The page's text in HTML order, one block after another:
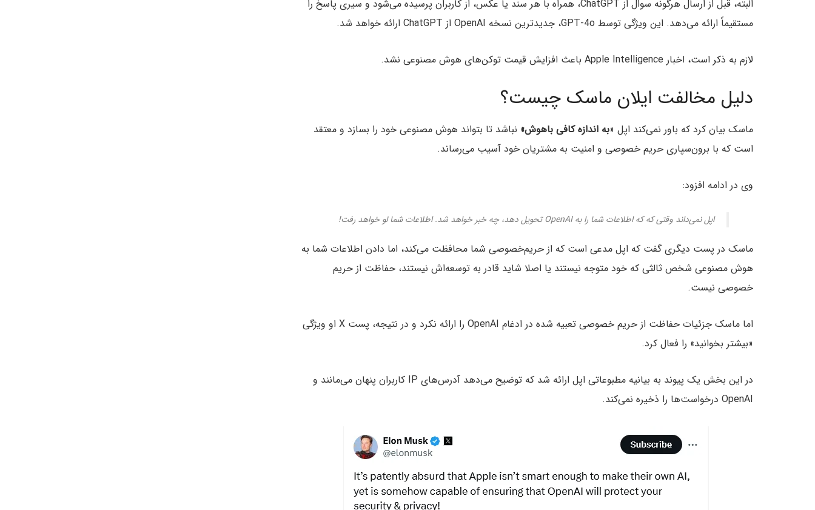
البته، قبل از ارسال هرگونه سوال از ChatGPT، همراه با هر سند یا عکس، از کاربران پرسیده می‌شود و سیری پاسخ را
مستقیماً ارائه می‌دهد. این ویژگی توسط GPT-4o، جدیدترین نسخه OpenAI از ChatGPT ارائه خواهد شد.
لازم به ذکر است، اخبار Apple Intelligence باعث افزایش قیمت توکن‌های هوش مصنوعی نشد.
دلیل مخالفت ایلان ماسک چیست؟
ماسک بیان کرد که باور نمی‌کند اپل «به اندازه کافی باهوش» نباشد تا بتواند هوش مصنوعی خود را بسازد و معتقد
است که با برون‌سپاری حریم خصوصی و امنیت به مشتریان خود آسیب می‌رساند.
وی در ادامه افزود:
اپل نمی‌داند وقتی که که اطلاعات شما را به OpenAI تحویل دهد، چه خبر خواهد شد. اطلاعات شما لو خواهد رفت!
ماسک در پست دیگری گفت که اپل مدعی است که از حریم‌خصوصی شما محافظت می‌کند، اما دادن اطلاعات شما به
هوش مصنوعی شخص ثالثی که خود متوجه نیستند یا اصلا شاید قادر به توسعه‌اش نیستند، حفاظت از حریم
خصوصی نیست.
اما ماسک جزئیات حفاظت از حریم خصوصی تعبیه شده در ادغام OpenAI را ارائه نکرد و در نتیجه، پست X او ویژگی
«بیشتر بخوانید» را فعال کرد.
در این بخش یک پیوند به بیانیه مطبوعاتی اپل ارائه شد که توضیح می‌دهد آدرس‌های IP کاربران پنهان می‌مانند و
OpenAI درخواست‌ها را ذخیره نمی‌کند.